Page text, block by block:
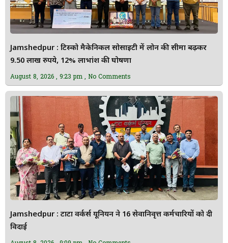
Jamshedpur : टिस्को मैकेनिकल सोसाइटी में लोन की सीमा बढ़कर
9.50 लाख रुपये, 12% लाभांश की घोषणा
August 8, 2026 9:23 pm No Comments
Jamshedpur : टाटा वर्कर्स यूनियन ने 16 सेवानिवृत्त कर्मचारियों को दी
विदाई